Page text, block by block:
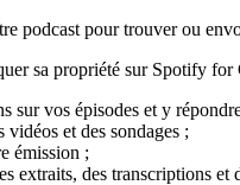
podcast pour trouver ou
sa propriété sur Spotify for
sur vos épisodes et y
vidéos et des sondages ;
émission ;
extraits, des transcriptions et